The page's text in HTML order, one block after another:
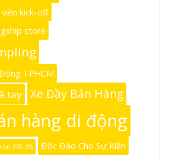
kick-off
store
TPHCM
tay Xe Đầy Bán Hàng
hàng di động
360 độ Độc Đáo Cho Sự Kiện